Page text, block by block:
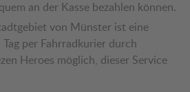
an der Kasse bezahlen können.
von Münster ist eine
per Fahrradkurier durch
Heroes möglich, dieser Service